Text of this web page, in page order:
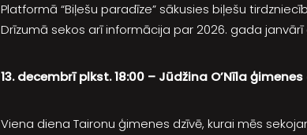
Platformā “Biļešu paradīze” sākusies biļešu
Drīzumā sekos arī informācija par 2026. gada
13. decembrī plkst. 18:00 – Jūdžina O’Nīla ģimenes
Viena diena Taironu ģimenes dzīvē, kurai mēs